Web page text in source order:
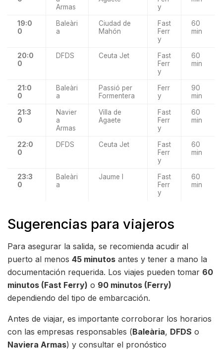
Armas
y
19:0
0
Baleàri
a
Ciudad de
Mahón
Fast
Ferr
y
60
min
20:0
0
DFDS Ceuta Jet
Fast
Ferr
y
60
min
21:0
0
Baleàri
a
Passió per
Formentera
Ferr
y
90
min
21:3
0
Navier
a
Armas
Villa de
Agaete
Fast
Ferr
y
60
min
22:0
0
DFDS Ceuta Jet
Fast
Ferr
y
60
min
23:3
0
Baleàri
a
Jaume I
Fast
Ferr
y
60
min
Sugerencias para viajeros
Para asegurar la salida, se recomienda acudir al
puerto al menos 45 minutos antes y tener a mano la
documentación requerida. Los viajes pueden tomar 60
minutos (Fast Ferry) o 90 minutos (Ferry)
dependiendo del tipo de embarcación.
Antes de viajar, es importante corroborar los horarios
con las empresas responsables (Baleària, DFDS o
Naviera Armas) y consultar el pronóstico